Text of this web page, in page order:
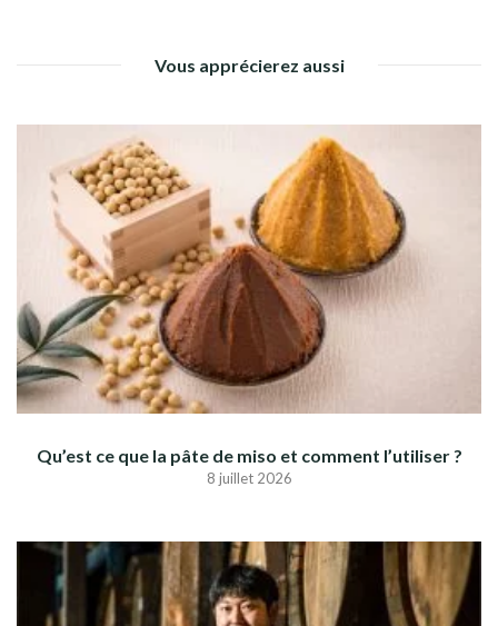
Vous apprécierez aussi
Qu’est ce que la pâte de miso et comment l’utiliser ?
8 juillet 2026